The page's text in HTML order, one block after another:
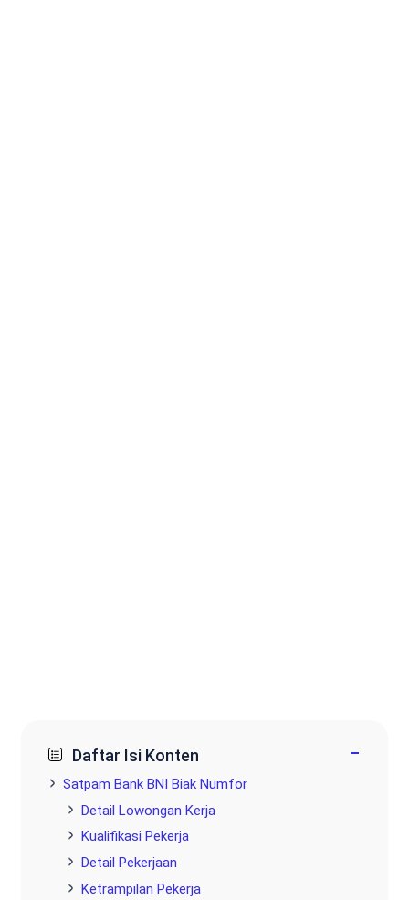
Daftar Isi Konten −
Satpam Bank BNI Biak Numfor
Detail Lowongan Kerja
Kualifikasi Pekerja
Detail Pekerjaan
Ketrampilan Pekerja